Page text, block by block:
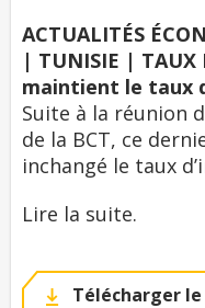
ACTUALITÉS
| TUNISIE | TAUX
maintient le taux
Suite à la réunion
de la BCT, ce
inchangé le taux
Lire la suite.
Télécharger